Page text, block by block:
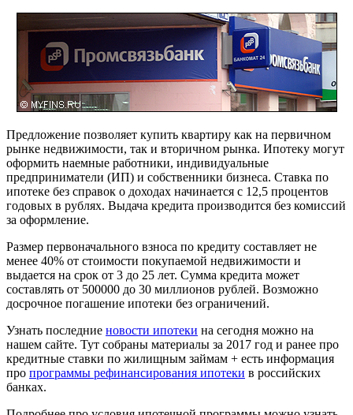
Предложение позволяет купить квартиру как на первичном
рынке недвижимости, так и вторичном рынка. Ипотеку могут
оформить наемные работники, индивидуальные
предприниматели (ИП) и собственники бизнеса. Ставка по
ипотеке без справок о доходах начинается с 12,5 процентов
годовых в рублях. Выдача кредита производится без комиссий
за оформление.
Размер первоначального взноса по кредиту составляет не
менее 40% от стоимости покупаемой недвижимости и
выдается на срок от 3 до 25 лет. Сумма кредита может
составлять от 500000 до 30 миллионов рублей. Возможно
досрочное погашение ипотеки без ограничений.
Узнать последние новости ипотеки на сегодня можно на
нашем сайте. Тут собраны материалы за 2017 год и ранее про
кредитные ставки по жилищным займам + есть информация
про программы рефинансирования ипотеки в российских
банках.